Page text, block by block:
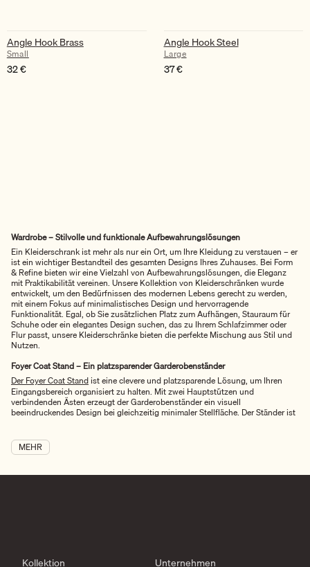
Angle Hook Brass
Small
32€
Angle Hook Steel
Large
37€
Wardrobe – Stilvolle und funktionale Aufbewahrungslösungen
Ein Kleiderschrank ist mehr als nur ein Ort, um Ihre Kleidung zu verstauen – er
ist ein wichtiger Bestandteil des gesamten Designs Ihres Zuhauses. Bei Form
& Refine bieten wir eine Vielzahl von Aufbewahrungslösungen, die Eleganz
mit Praktikabilität vereinen. Unsere Kollektion von Kleiderschränken wurde
entwickelt, um den Bedürfnissen des modernen Lebens gerecht zu werden,
mit einem Fokus auf minimalistisches Design und hervorragende
Funktionalität. Egal, ob Sie zusätzlichen Platz zum Aufhängen, Stauraum für
Schuhe oder ein elegantes Design suchen, das zu Ihrem Schlafzimmer oder
Flur passt, unsere Kleiderschränke bieten die perfekte Mischung aus Stil und
Nutzen.
Foyer Coat Stand – Ein platzsparender Garderobenständer
Der Foyer Coat Standist eine clevere und platzsparende Lösung, um Ihren
Eingangsbereich organisiert zu halten. Mit zwei Hauptstützen und
verbindenden Ästen erzeugt der Garderobenständer ein visuell
beeindruckendes Design bei gleichzeitig minimaler Stellfläche. Der Ständer ist
zusätzliche Haken, die entlang der Stützen angepasst werden können, um
eine individuell anpassbare Funktionalität zu bieten. Ideal für kleine Räume, ist
jedem Eingangsbereich, Flur oder Schlafzimmer einen Hauch von Eleganz.
Spiegel enthält eine kleine Rille, in der Sie kleine Gegenstände wie Schlüssel,
MEHR
Kollektion
Unternehmen